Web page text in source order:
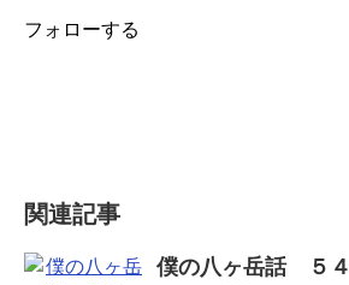
フォローする
関連記事
僕の八ヶ岳話 ５４